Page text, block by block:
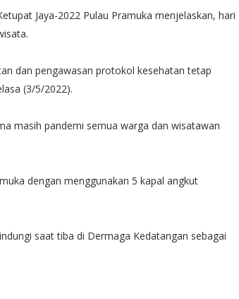
Jaya-2022 Pulau Pramuka menjelaskan, hari
dan pengawasan protokol kesehatan tetap
(3/5/2022).
masih pandemi semua warga dan wisatawan
dengan menggunakan 5 kapal angkut
saat tiba di Dermaga Kedatangan sebagai